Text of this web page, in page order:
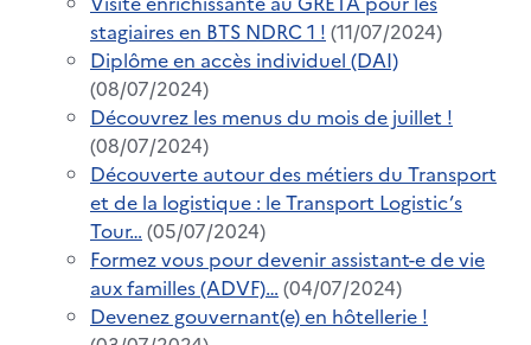
stagiaires en BTS NDRC 1 ! (11/07/2024)
Diplôme en accès individuel (DAI)
(08/07/2024)
Découvrez les menus du mois de juillet !
(08/07/2024)
Découverte autour des métiers du Transport
et de la logistique : le Transport Logistic’s
Tour… (05/07/2024)
Formez vous pour devenir assistant-e de vie
aux familles (ADVF)… (04/07/2024)
Devenez gouvernant(e) en hôtellerie !